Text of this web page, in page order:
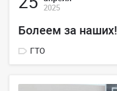
2025
Болеем за наших!
ГТО